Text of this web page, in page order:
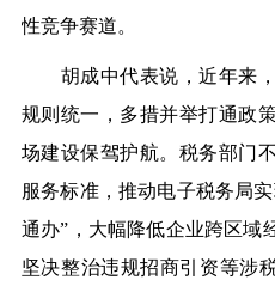
性竞争赛道。
胡成中代表说，近年来，
规则统一，多措并举打通政
场建设保驾护航。税务部门
服务标准，推动电子税务局
通办”，大幅降低企业跨区域
坚决整治违规招商引资等涉